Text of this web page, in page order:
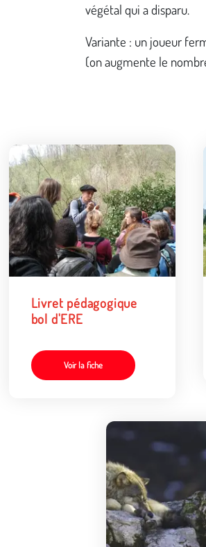
végétal qui a disparu.
Variante : un joueur
(on augmente le
Livret pédagogique
bol d'ERE
Voir la fiche